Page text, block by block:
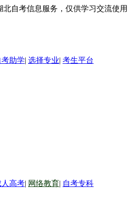
自考信息服务，仅供学习交流使用
考助学| 选择专业| 考生平台
人高考| 网络教育| 自考专科